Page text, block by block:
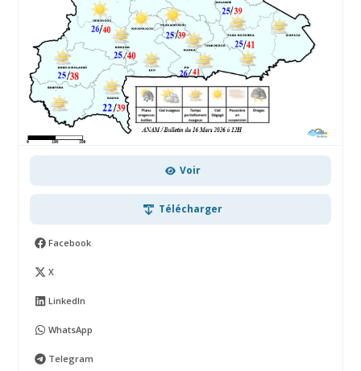
Voir
Télécharger
Facebook
X
LinkedIn
WhatsApp
Telegram